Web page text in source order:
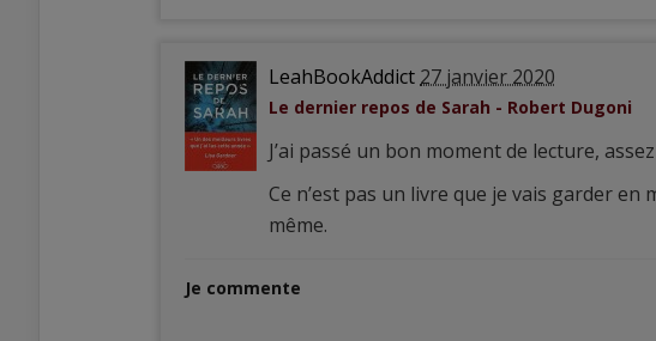
LeahBookAddict 27 janvier 2020
Le dernier repos de Sarah - Robert Dugoni
J’ai passé un bon moment de lecture,
Ce n’est pas un livre que je vais garder en
même.
Je commente